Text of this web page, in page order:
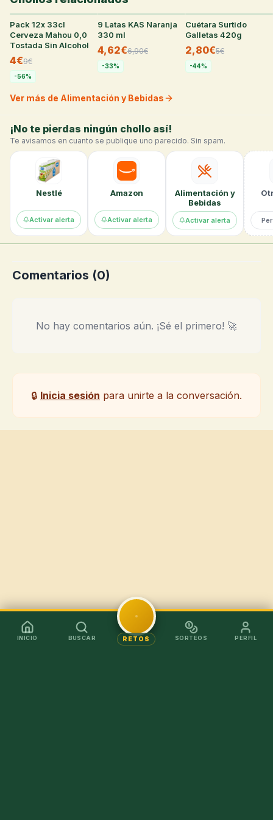
Pack 12x 33cl
Cerveza Mahou 0,0
Tostada Sin Alcohol
4€9€
-56%
25°
9 Latas KAS Naranja
330 ml
4,62€6,90€
-33%
Cuétara Surtido
Galletas 420g
2,80€5€
-44%
Ver más de Alimentación y Bebidas
¡No te pierdas ningún chollo así!
Te avisamos en cuanto se publique uno parecido. Sin spam.
Nestlé
Activar alerta
Amazon
Activar alerta
Alimentación y
Bebidas
Activar alerta
Comentarios (0)
No hay comentarios aún. ¡Sé el primero! 🚀
🔒 Inicia sesión para unirte a la conversación.
INICIO BUSCAR RETOS SORTEOS PERFIL